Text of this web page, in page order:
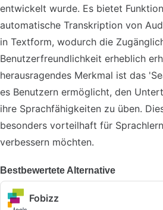
entwickelt wurde. Es bietet
automatische Transkription von
in Textform, wodurch die
Benutzerfreundlichkeit erheblich
herausragendes Merkmal ist das
es Benutzern ermöglicht, den
ihre Sprachfähigkeiten zu üben.
besonders vorteilhaft für
verbessern möchten.
Bestbewertete Alternative
Fobizz